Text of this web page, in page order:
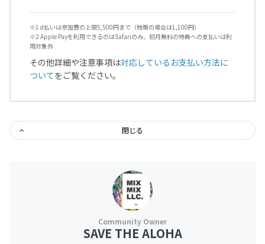
※1 d払いは参加費の上限5,500円まで（物販の場合は1,100円）
※2 Apple Payを利用できるのはSafariのみ、初月無料の特典への支払いは利
用対象外
その他詳細や注意事項は対応しているお支払い方法に
ついてをご覧ください。
閉じる
SAVE THE ALOHA